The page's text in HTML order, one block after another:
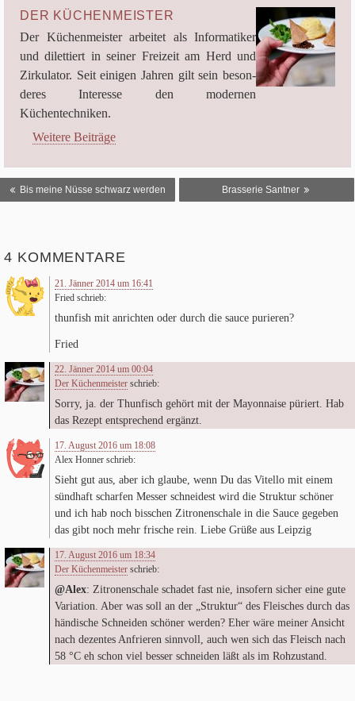
DER KÜCHENMEISTER
Der Küchen­meis­ter arbei­tet als Infor­ma­ti­ker
und dilet­tiert in sei­ner Frei­zeit am Herd und
Zir­ku­la­tor. Seit eini­gen Jah­ren gilt sein beson­
de­res Inter­esse den moder­nen
Küchentechniken.
Weitere Beiträge
Bis meine Nüsse schwarz werden Brasserie Santner
4 KOMMENTARE
Fried schrieb:
21. Jänner 2014 um 16:41
thun­fish mit anrich­ten oder durch die sauce purieren?
Fried
Der Küchenmeister schrieb:
22. Jänner 2014 um 00:04
Sorry, ja. der Thun­fisch gehört mit der Mayon­naise püriert. Hab
das Rezept ent­spre­chend ergänzt.
Alex Honner schrieb:
17. August 2016 um 18:08
Sieht gut aus, aber ich glaube, wenn Du das Vitello mit einem
sünd­haft schar­fen Mes­ser schnei­dest wird die Struk­tur schö­ner
und ich hab noch biss­chen Zitro­nen­schale in die Sauce gege­ben
das gibt noch mehr fri­sche rein. Liebe Grüße aus Leipzig
Der Küchenmeister schrieb:
17. August 2016 um 18:34
@Alex: Zitro­nen­schale scha­det fast nie, inso­fern sicher eine gute
Varia­tion. Aber was soll an der „Struk­tur“ des Flei­sches durch das
hän­di­sche Schnei­den schö­ner wer­den? Eher wäre mei­ner Ansicht
nach dezen­tes Anfrie­ren sinn­voll, auch wen sich das Fleisch nach
58 °C eh schon viel bes­ser schnei­den läßt als im Rohzustand.